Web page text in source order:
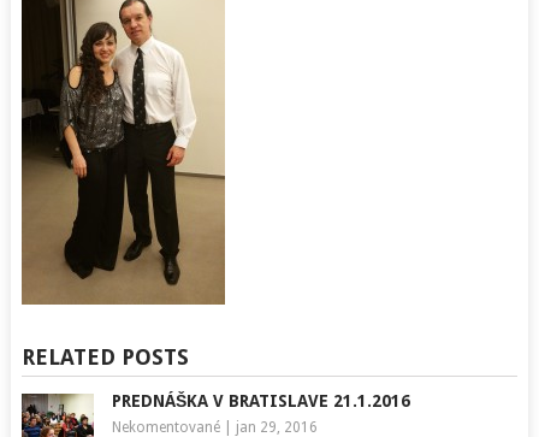
RELATED POSTS
PREDNÁŠKA V BRATISLAVE 21.1.2016
Nekomentované| jan 29, 2016